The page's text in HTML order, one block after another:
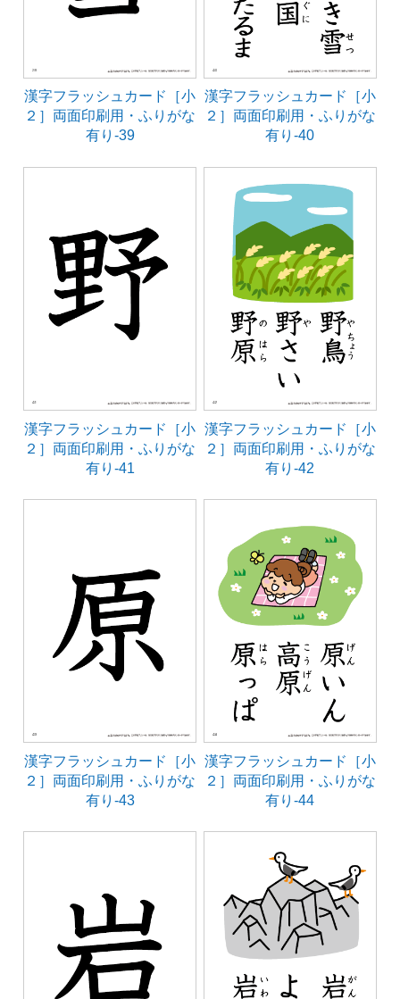
漢字フラッシュカード［小
２］両面印刷用・ふりがな
有り-39
漢字フラッシュカード［小
２］両面印刷用・ふりがな
有り-40
漢字フラッシュカード［小
２］両面印刷用・ふりがな
有り-41
漢字フラッシュカード［小
２］両面印刷用・ふりがな
有り-42
漢字フラッシュカード［小
２］両面印刷用・ふりがな
有り-43
漢字フラッシュカード［小
２］両面印刷用・ふりがな
有り-44